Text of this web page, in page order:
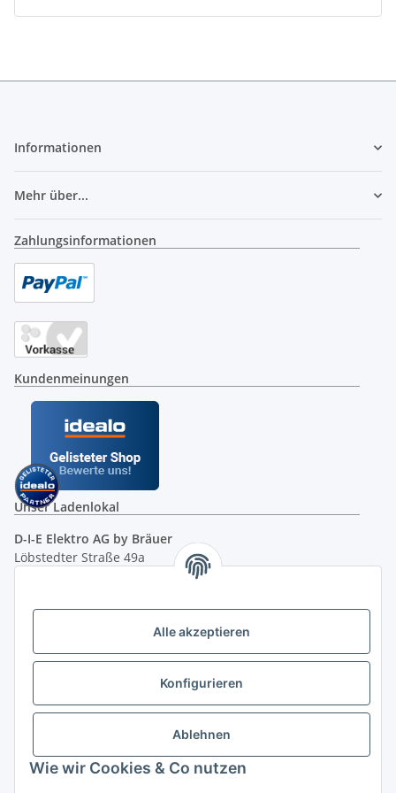
Alle akzeptieren
Konfigurieren
Ablehnen
Wie wir Cookies & Co nutzen
Informationen
Mehr über...
Zahlungsinformationen
Kundenmeinungen
Unser Ladenlokal
D-I-E Elektro AG by Bräuer
Löbstedter Straße 49a
( siehe Google-Maps )
Öffnungszeiten:
10.00 - 18.00 Uhr
Ladenpreis versus Internetpreis
Vertrag widerrufen